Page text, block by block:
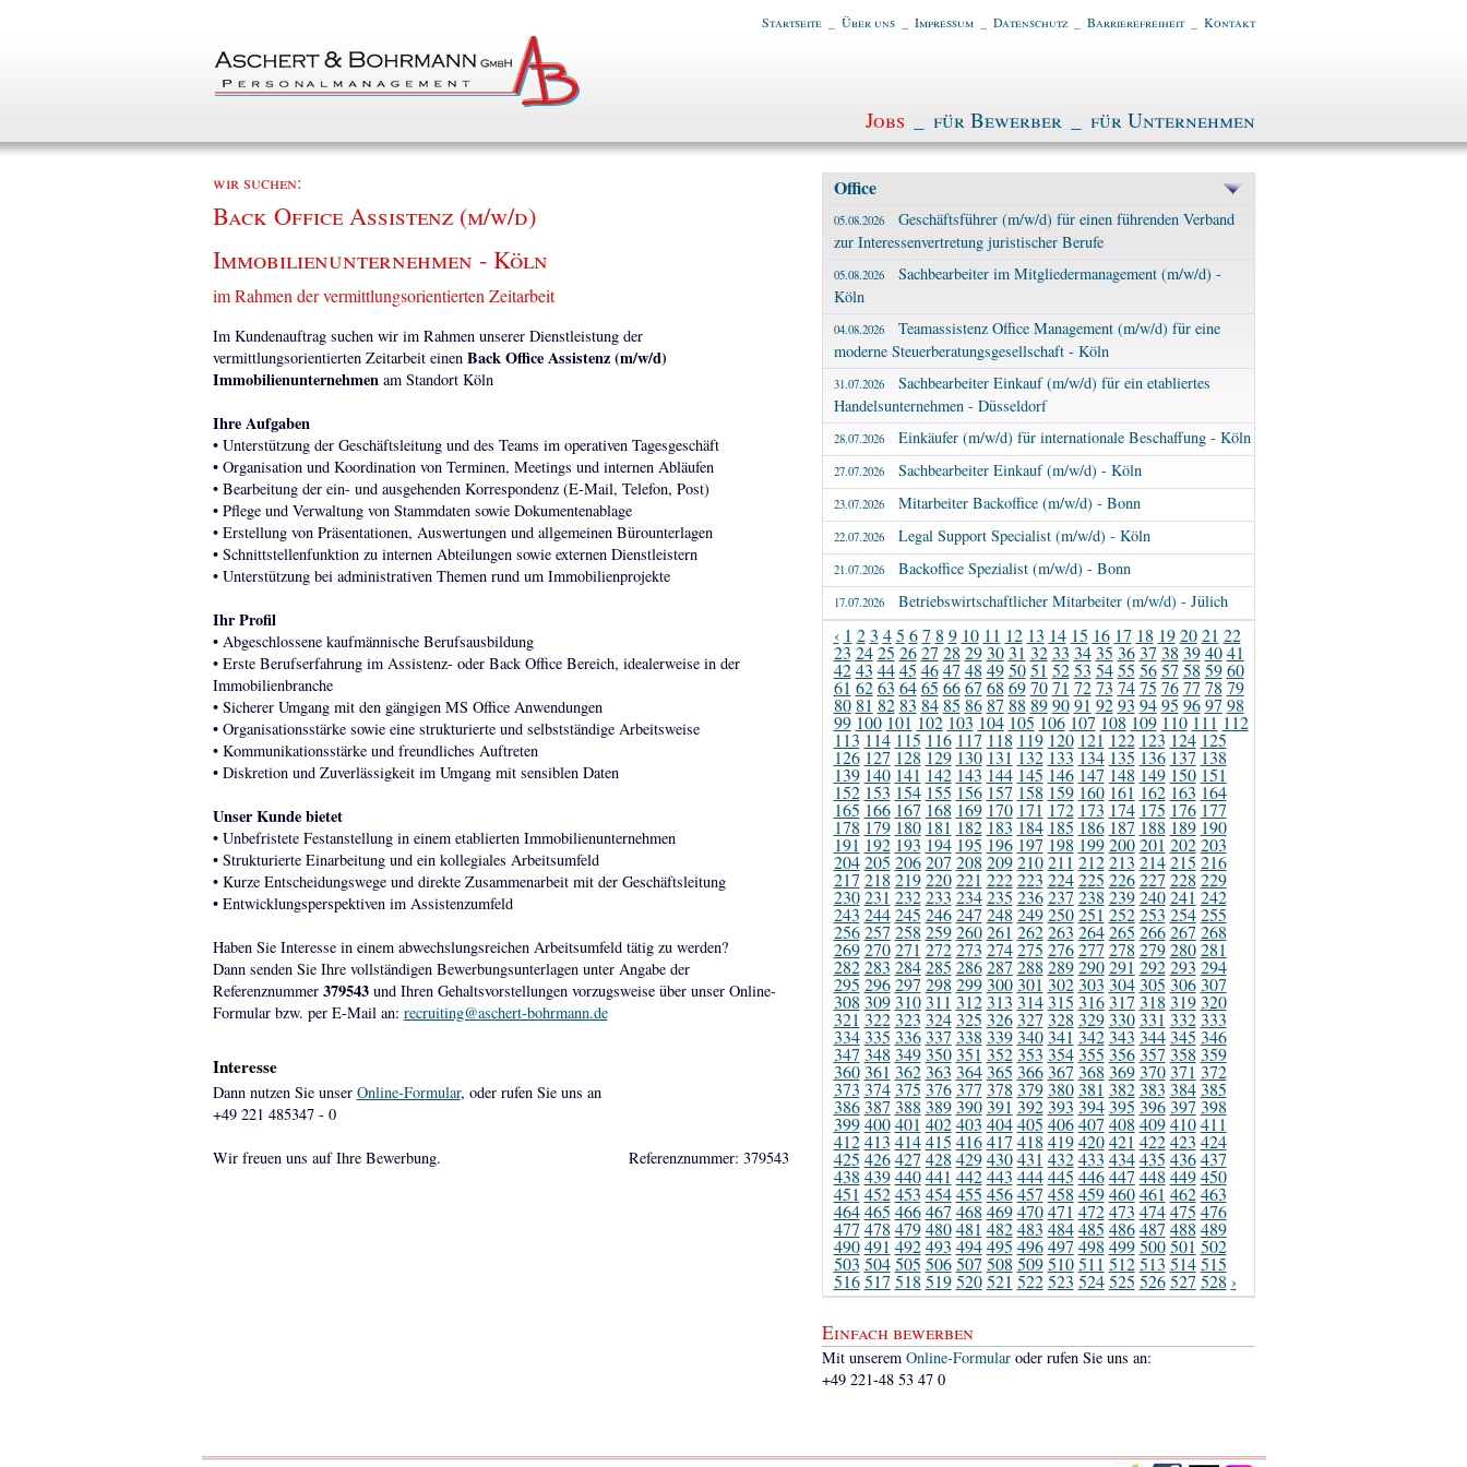
Startseite Über uns Impressum Datenschutz Barrierefreiheit Kontakt
Jobs für Bewerber für Unternehmen
wir suchen:
Back Office Assistenz (m/w/d)
Immobilienunternehmen - Köln
im Rahmen der vermittlungsorientierten Zeitarbeit
Im Kundenauftrag suchen wir im Rahmen unserer Dienstleistung der
vermittlungsorientierten Zeitarbeit einen Back Office Assistenz (m/w/d)
Immobilienunternehmenam Standort Köln
Ihre Aufgaben
• Unterstützung der Geschäftsleitung und des Teams im operativen Tagesgeschäft
• Organisation und Koordination von Terminen, Meetings und internen Abläufen
• Bearbeitung der ein- und ausgehenden Korrespondenz (E-Mail, Telefon, Post)
• Pflege und Verwaltung von Stammdaten sowie Dokumentenablage
• Erstellung von Präsentationen, Auswertungen und allgemeinen Bürounterlagen
• Schnittstellenfunktion zu internen Abteilungen sowie externen Dienstleistern
• Unterstützung bei administrativen Themen rund um Immobilienprojekte
Ihr Profil
• Abgeschlossene kaufmännische Berufsausbildung
• Erste Berufserfahrung im Assistenz- oder Back Office Bereich, idealerweise in der
Immobilienbranche
• Sicherer Umgang mit den gängigen MS Office Anwendungen
• Organisationsstärke sowie eine strukturierte und selbstständige Arbeitsweise
• Kommunikationsstärke und freundliches Auftreten
• Diskretion und Zuverlässigkeit im Umgang mit sensiblen Daten
Unser Kunde bietet
• Unbefristete Festanstellung in einem etablierten Immobilienunternehmen
• Strukturierte Einarbeitung und ein kollegiales Arbeitsumfeld
• Kurze Entscheidungswege und direkte Zusammenarbeit mit der Geschäftsleitung
• Entwicklungsperspektiven im Assistenzumfeld
Haben Sie Interesse in einem abwechslungsreichen Arbeitsumfeld tätig zu werden?
Dann senden Sie Ihre vollständigen Bewerbungsunterlagen unter Angabe der
Referenznummer 379543und Ihren Gehaltsvorstellungen vorzugsweise über unser Online-
Formular bzw. per E-Mail an: recruiting@aschert-bohrmann.de
Interesse
Dann nutzen Sie unser Online-Formular, oder rufen Sie uns an
+49 221 485347 - 0
Wir freuen uns auf Ihre Bewerbung. Referenznummer: 379543
Office
05.08.2026
Geschäftsführer (m/w/d) für einen führenden Verband
zur Interessenvertretung juristischer Berufe
05.08.2026
Sachbearbeiter im Mitgliedermanagement (m/w/d) -
Köln
04.08.2026
Teamassistenz Office Management (m/w/d) für eine
moderne Steuerberatungsgesellschaft - Köln
31.07.2026
Sachbearbeiter Einkauf (m/w/d) für ein etabliertes
Handelsunternehmen - Düsseldorf
28.07.2026 Einkäufer (m/w/d) für internationale Beschaffung - Köln
27.07.2026 Sachbearbeiter Einkauf (m/w/d) - Köln
23.07.2026 Mitarbeiter Backoffice (m/w/d) - Bonn
22.07.2026 Legal Support Specialist (m/w/d) - Köln
21.07.2026 Backoffice Spezialist (m/w/d) - Bonn
17.07.2026 Betriebswirtschaftlicher Mitarbeiter (m/w/d) - Jülich
‹ 1 2 3 4 5 6 7 8 9 10 11 12 13 14 15 16 17 18 19 20 21 22
23 24 25 26 27 28 29 30 31 32 33 34 35 36 37 38 39 40 41
42 43 44 45 46 47 48 49 50 51 52 53 54 55 56 57 58 59 60
61 62 63 64 65 66 67 68 69 70 71 72 73 74 75 76 77 78 79
80 81 82 83 84 85 86 87 88 89 90 91 92 93 94 95 96 97 98
99 100 101 102 103 104 105 106 107 108 109 110 111 112
113 114 115 116 117 118 119 120 121 122 123 124 125
126 127 128 129 130 131 132 133 134 135 136 137 138
139 140 141 142 143 144 145 146 147 148 149 150 151
152 153 154 155 156 157 158 159 160 161 162 163 164
165 166 167 168 169 170 171 172 173 174 175 176 177
178 179 180 181 182 183 184 185 186 187 188 189 190
191 192 193 194 195 196 197 198 199 200 201 202 203
204 205 206 207 208 209 210 211 212 213 214 215 216
217 218 219 220 221 222 223 224 225 226 227 228 229
230 231 232 233 234 235 236 237 238 239 240 241 242
243 244 245 246 247 248 249 250 251 252 253 254 255
256 257 258 259 260 261 262 263 264 265 266 267 268
269 270 271 272 273 274 275 276 277 278 279 280 281
282 283 284 285 286 287 288 289 290 291 292 293 294
295 296 297 298 299 300 301 302 303 304 305 306 307
308 309 310 311 312 313 314 315 316 317 318 319 320
321 322 323 324 325 326 327 328 329 330 331 332 333
334 335 336 337 338 339 340 341 342 343 344 345 346
347 348 349 350 351 352 353 354 355 356 357 358 359
360 361 362 363 364 365 366 367 368 369 370 371 372
373 374 375 376 377 378 379 380 381 382 383 384 385
386 387 388 389 390 391 392 393 394 395 396 397 398
399 400 401 402 403 404 405 406 407 408 409 410 411
412 413 414 415 416 417 418 419 420 421 422 423 424
425 426 427 428 429 430 431 432 433 434 435 436 437
438 439 440 441 442 443 444 445 446 447 448 449 450
451 452 453 454 455 456 457 458 459 460 461 462 463
464 465 466 467 468 469 470 471 472 473 474 475 476
477 478 479 480 481 482 483 484 485 486 487 488 489
490 491 492 493 494 495 496 497 498 499 500 501 502
503 504 505 506 507 508 509 510 511 512 513 514 515
516 517 518 519 520 521 522 523 524 525 526 527 528 ›
Einfach bewerben
Mit unserem Online-Formularoder rufen Sie uns an:
+49 221-48 53 47 0